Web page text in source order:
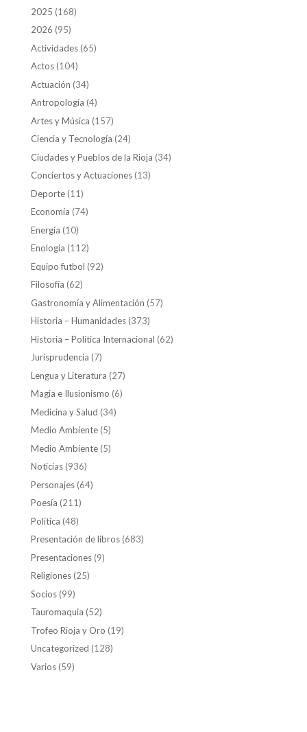
2025 (168)
2026 (95)
Actividades(65)
Actos(104)
Actuación (34)
Antropología (4)
Artes y Música (157)
Ciencia y Tecnología (24)
Ciudades y Pueblos de la Rioja (34)
Conciertos y Actuaciones(13)
Deporte(11)
Economía (74)
Energía (10)
Enología (112)
Equipo futbol (92)
Filosofía (62)
Gastronomía y Alimentación (57)
Historia – Humanidades(373)
Historia – Política Internacional (62)
Jurisprudencia (7)
Lengua y Literatura (27)
Magia e Ilusionismo (6)
Medicina y Salud (34)
Medio Ambiente(5)
Medio Ambiente(5)
Noticias(936)
Personajes(64)
Poesía (211)
Política (48)
Presentación de libros(683)
Presentaciones(9)
Religiones(25)
Socios(99)
Tauromaquia (52)
Trofeo Rioja y Oro (19)
Uncategorized (128)
Varios(59)